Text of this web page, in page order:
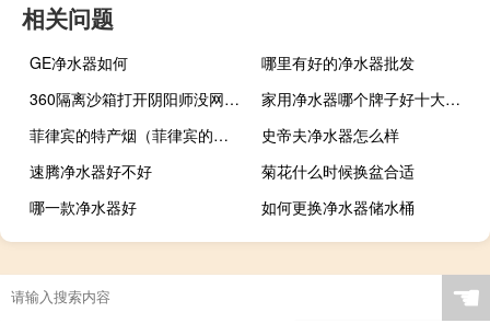
相关问题
GE净水器如何
哪里有好的净水器批发
360隔离沙箱打开阴阳师没网络（360隔离沙箱打不开阴阳师）
家用净水器哪个牌子好十大排名
菲律宾的特产烟（菲律宾的特产）
史帝夫净水器怎么样
速腾净水器好不好
菊花什么时候换盆合适
哪一款净水器好
如何更换净水器储水桶
☚